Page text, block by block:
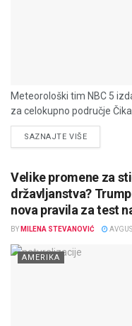
Meteorološki tim NBC 5
za celokupno područje
SAZNAJTE VIŠEDETAILS
Velike promene za
državljanstva?
nova pravila za test
BY MILENA STEVANOVIĆ
AMERIKA